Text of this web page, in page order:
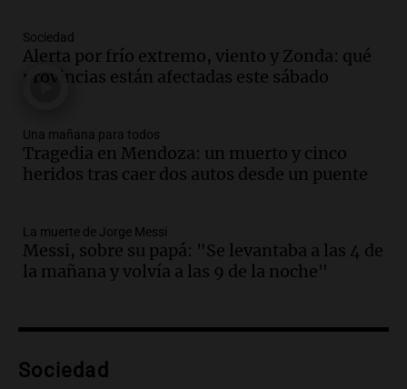
Episodios
Audio. Ley de Propiedad Privada: el revés
en el Congreso expuso una debilidad
Una mañana para todos
Episodios
Audio.Casabindo se prepara para una
Una mañana para todos
Episodios
Audio.Borges, abogada de Pourrain:
hacerle preguntas y nunca regresó"
Episodios
Sociedad
Alerta por frío extremo, viento y Zonda: qué
provincias están afectadas este sábado
Una mañana para todos
Tragedia en Mendoza: un muerto y cinco
heridos tras caer dos autos desde un puente
La muerte de Jorge Messi
Messi, sobre su papá: "Se levantaba a las 4 de
la mañana y volvía a las 9 de la noche"
Sociedad